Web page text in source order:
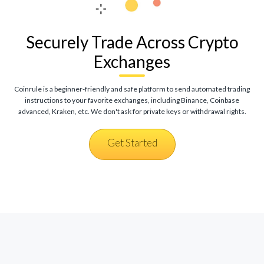
Securely Trade Across Crypto
Exchanges
Coinrule is a beginner-friendly and safe platform to send automated trading
instructions to your favorite exchanges, including Binance, Coinbase
advanced, Kraken, etc. We don't ask for private keys or withdrawal rights.
Get Started